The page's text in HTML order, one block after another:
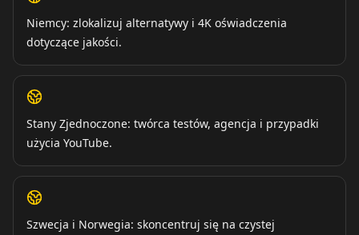
Niemcy: zlokalizuj alternatywy i 4K oświadczenia
dotyczące jakości.
Stany Zjednoczone: twórca testów, agencja i przypadki
użycia YouTube.
Szwecja i Norwegia: skoncentruj się na czystej